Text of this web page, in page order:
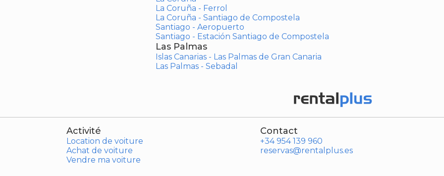
La Coruña - Ferrol
La Coruña - Santiago de Compostela
Santiago - Aeropuerto
Santiago - Estación Santiago de Compostela
Las Palmas
Islas Canarias - Las Palmas de Gran Canaria
Las Palmas - Sebadal
Activité
Location de voiture
Achat de voiture
Vendre ma voiture
Contact
+34 954 139 960
reservas@rentalplus.es